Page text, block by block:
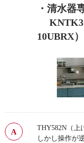
・清水器
10UBRX）
THY582N（上
しかし操作が